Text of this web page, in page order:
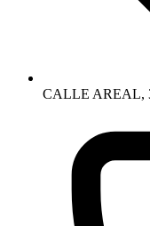
CALLE AREAL,